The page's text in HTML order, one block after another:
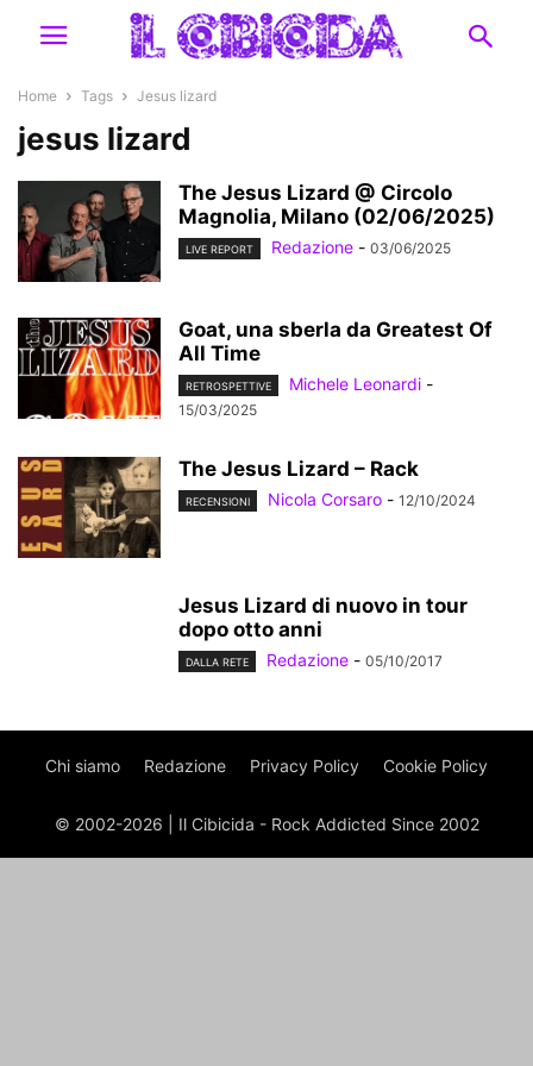
Home Tags Jesus lizard
jesus lizard
The Jesus Lizard @ Circolo
Magnolia, Milano (02/06/2025)
LIVE REPORT Redazione - 03/06/2025
Goat, una sberla da Greatest Of
All Time
RETROSPETTIVE Michele Leonardi -
15/03/2025
The Jesus Lizard – Rack
RECENSIONI Nicola Corsaro - 12/10/2024
Jesus Lizard di nuovo in tour
dopo otto anni
DALLA RETE Redazione - 05/10/2017
Chi siamo Redazione Privacy Policy Cookie Policy
© 2002-2026 | Il Cibicida - Rock Addicted Since 2002